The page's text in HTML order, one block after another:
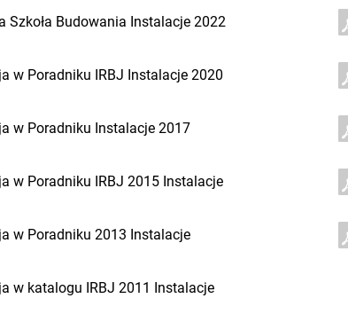
Szkoła Budowania Instalacje 2022
w Poradniku IRBJ Instalacje 2020
w Poradniku Instalacje 2017
w Poradniku IRBJ 2015 Instalacje
w Poradniku 2013 Instalacje
w katalogu IRBJ 2011 Instalacje